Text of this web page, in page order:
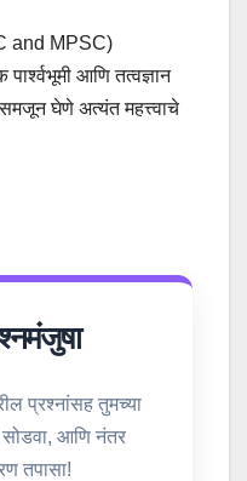
and MPSC)
पार्श्वभूमी आणि तत्वज्ञान
समजून घेणे अत्यंत महत्त्वाचे
प्रश्नांसह तुमच्या
सोडवा, आणि नंतर
तपासा!